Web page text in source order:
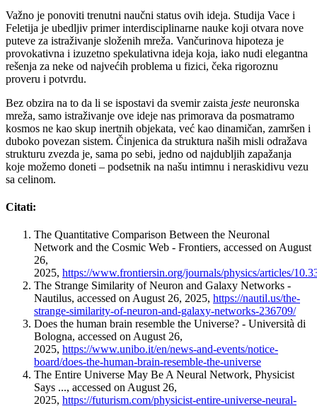
Važno je ponoviti trenutni naučni status ovih ideja. Studija Vace i
Feletija je ubedljiv primer interdisciplinarne nauke koji otvara nove
puteve za istraživanje složenih mreža. Vančurinova hipoteza je
provokativna i izuzetno spekulativna ideja koja, iako nudi elegantna
rešenja za neke od najvećih problema u fizici, čeka rigoroznu
proveru i potvrdu.
Bez obzira na to da li se ispostavi da svemir zaista jeste neuronska
mreža, samo istraživanje ove ideje nas primorava da posmatramo
kosmos ne kao skup inertnih objekata, već kao dinamičan, zamršen i
duboko povezan sistem. Činjenica da struktura naših misli odražava
strukturu zvezda je, sama po sebi, jedno od najdubljih zapažanja
koje možemo doneti – podsetnik na našu intimnu i neraskidivu vezu
sa celinom.
Citati:
The Quantitative Comparison Between the Neuronal
Network and the Cosmic Web - Frontiers, accessed on August
26,
2025, https://www.frontiersin.org/journals/physics/articles/
The Strange Similarity of Neuron and Galaxy Networks -
Nautilus, accessed on August 26, 2025, https://nautil.us/the-
strange-similarity-of-neuron-and-galaxy-networks-236709/
Does the human brain resemble the Universe? - Università di
Bologna, accessed on August 26,
2025, https://www.unibo.it/en/news-and-events/notice-
board/does-the-human-brain-resemble-the-universe
The Entire Universe May Be A Neural Network, Physicist
Says ..., accessed on August 26,
2025, https://futurism.com/physicist-entire-universe-neural-